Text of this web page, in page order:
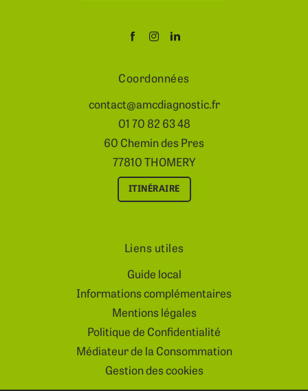
Coordonnées
contact@amcdiagnostic.fr
01 70 82 63 48
60 Chemin des Pres
77810 THOMERY
ITINÉRAIRE
Liens utiles
Guide local
Informations complémentaires
Mentions légales
Politique de Confidentialité
Médiateur de la Consommation
Gestion des cookies